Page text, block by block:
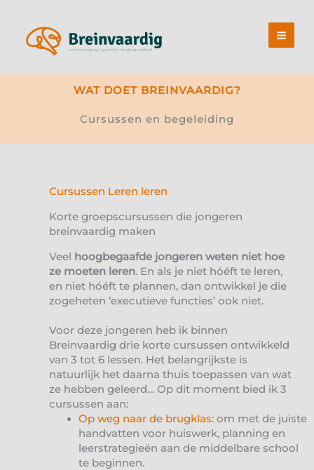
inhoud
WAT DOET BREINVAARDIG?
Cursussen en begeleiding
Cursussen Leren leren
Korte groepscursussen die jongeren
breinvaardig maken
Veel hoogbegaafde jongeren weten niet hoe
ze moeten leren. En als je niet hóéft te leren,
en niet hóéft te plannen, dan ontwikkel je die
zogeheten ‘executieve functies’ ook niet.
Voor deze jongeren heb ik binnen
Breinvaardig drie korte cursussen ontwikkeld
van 3 tot 6 lessen. Het belangrijkste is
natuurlijk het daarna thuis toepassen van wat
ze hebben geleerd… Op dit moment bied ik 3
cursussen aan:
Op weg naar de brugklas: om met de juiste
handvatten voor huiswerk, planning en
leerstrategieën aan de middelbare school
te beginnen.